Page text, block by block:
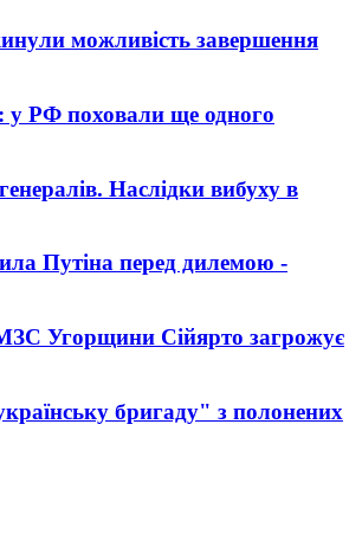
можливість завершення
у РФ поховали ще одного
Наслідки вибуху в
Путіна перед дилемою -
Угорщини Сійярто загрожує
бригаду" з полонених